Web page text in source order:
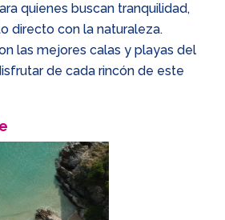
quienes buscan tranquilidad,
directo con la naturaleza.
las mejores calas y playas del
de cada rincón de este